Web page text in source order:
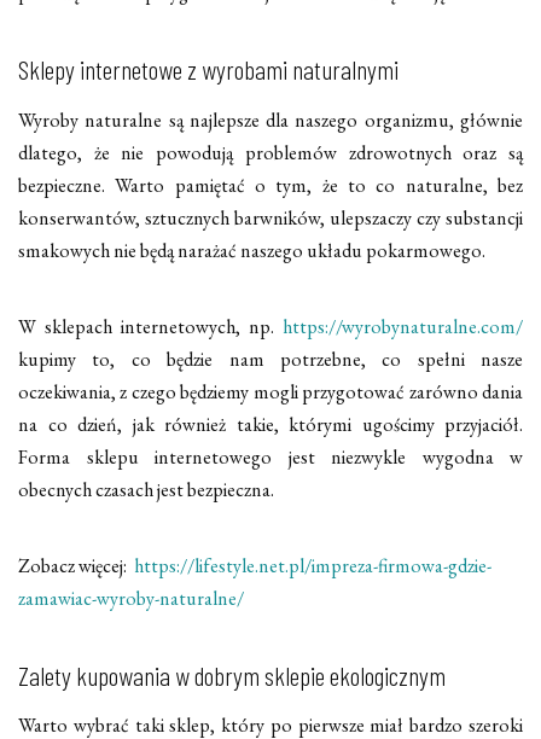
Sklepy internetowe z wyrobami naturalnymi
Wyroby naturalne są najlepsze dla naszego organizmu, głównie
dlatego, że nie powodują problemów zdrowotnych oraz są
bezpieczne. Warto pamiętać o tym, że to co naturalne, bez
konserwantów, sztucznych barwników, ulepszaczy czy substancji
smakowych nie będą narażać naszego układu pokarmowego.
W sklepach internetowych, np. https://wyrobynaturalne.com/
kupimy to, co będzie nam potrzebne, co spełni nasze
oczekiwania, z czego będziemy mogli przygotować zarówno dania
na co dzień, jak również takie, którymi ugościmy przyjaciół.
Forma sklepu internetowego jest niezwykle wygodna w
obecnych czasach jest bezpieczna.
Zobacz więcej: https://lifestyle.net.pl/impreza-firmowa-gdzie-
zamawiac-wyroby-naturalne/
Zalety kupowania w dobrym sklepie ekologicznym
Warto wybrać taki sklep, który po pierwsze miał bardzo szeroki